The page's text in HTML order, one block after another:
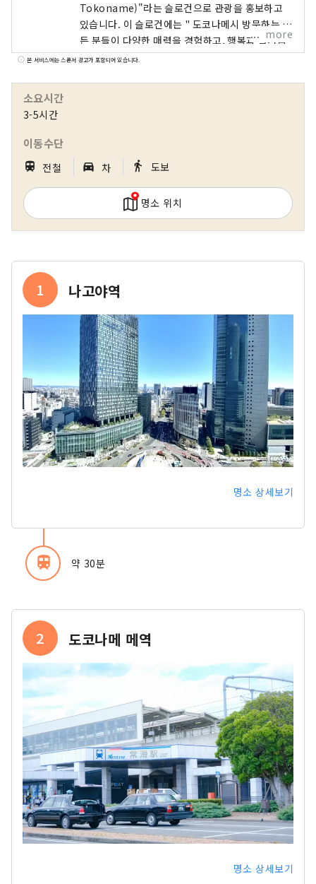
Tokoname)"라는 슬로건으로 관광을 홍보하고
있습니다. 이 슬로건에는 " 도코나메시 방문하는 모
든 분들이 다양한 매력을 경험하고, 행복과 즐거움
을 느끼며, 내일을 위한 활력소가 될 '행복의 힘'을
more
본 서비스에는 스폰서 광고가 포함되어 있습니다.
소요시간
3-5시간
이동수단
train 전철 ｜ directions_car_filled 차 ｜ directions_walk 도보
명소 위치
1 나고야역
명소 상세보기
train 약 30분
2 도코나메 메역
명소 상세보기